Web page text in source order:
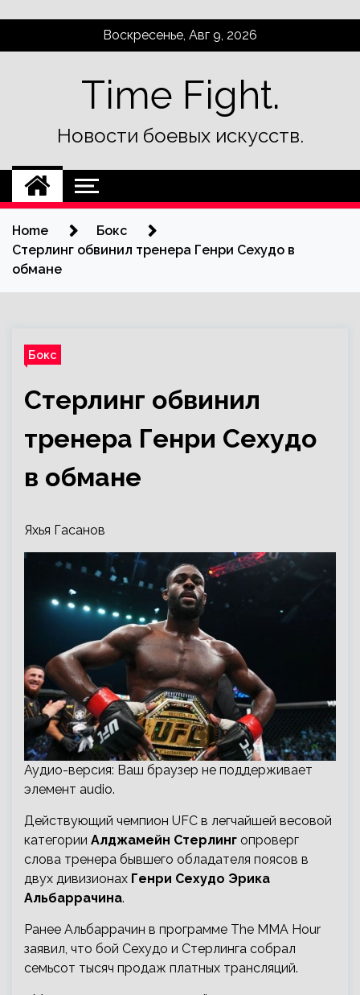
Воскресенье, Авг 9, 2026
Time Fight.
Новости боевых искусств.
Home
Бокс
Стерлинг обвинил тренера Генри Сехудо в
обмане
Бокс
Стерлинг обвинил
тренера Генри Сехудо
в обмане
Яхья Гасанов
Аудио-версия: Ваш браузер не поддерживает
элемент audio.
Действующий чемпион UFC в легчайшей весовой
категории Алджамейн Стерлинг опроверг
слова тренера бывшего обладателя поясов в
двух дивизионах Генри Сехудо Эрика
Альбаррачина.
Ранее Альбаррачин в программе The MMA Hour
заявил, что бой Сехудо и Стерлинга собрал
семьсот тысяч продаж платных трансляций.